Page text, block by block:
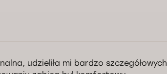
Doctorpro
udzieliła mi bardzo szczegółowych